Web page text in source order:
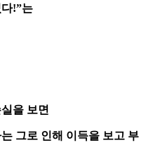
!”는
을 보면
그로 인해 이득을 보고 부